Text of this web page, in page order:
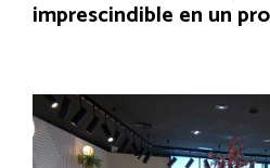
imprescindible en un